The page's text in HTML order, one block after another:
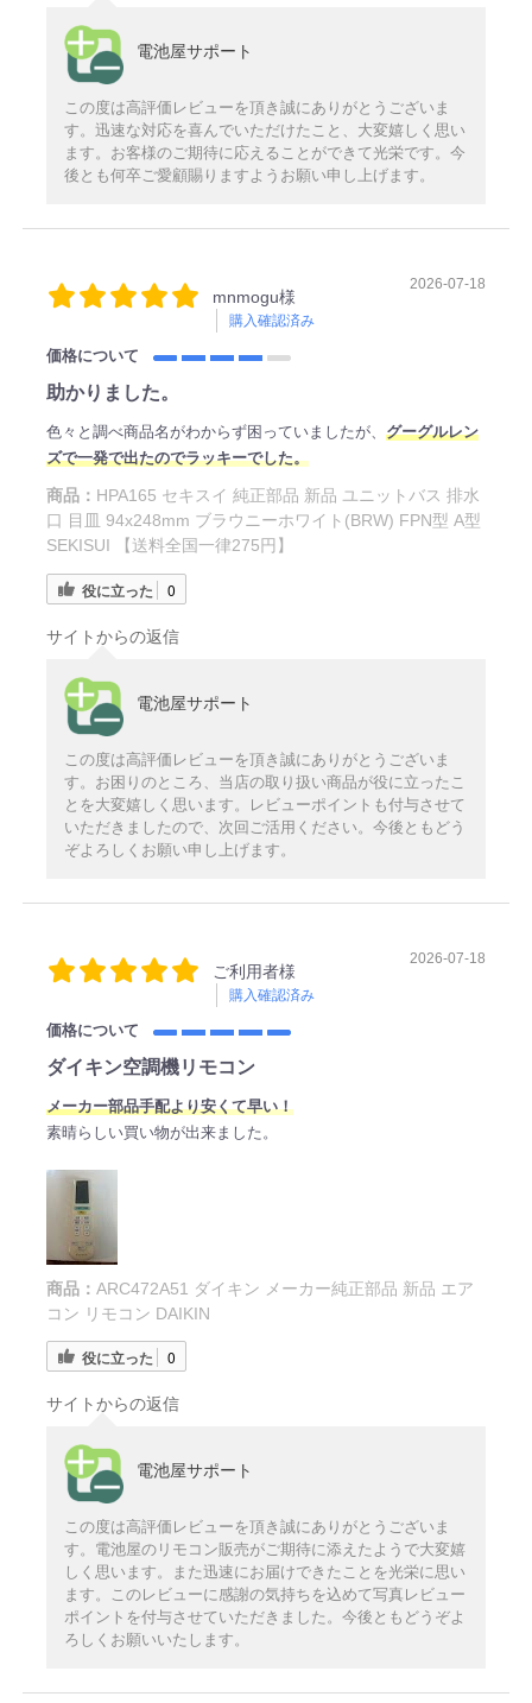
電池屋サポート
この度は高評価レビューを頂き誠にありがとうございま
す。迅速な対応を喜んでいただけたこと、大変嬉しく思い
ます。お客様のご期待に応えることができて光栄です。今
後とも何卒ご愛顧賜りますようお願い申し上げます。
mnmogu様
購入確認済み
2026-07-18
価格について
助かりました。
色々と調べ商品名がわからず困っていましたが、 グーグルレン
ズで一発で出たのでラッキーでした。
商品： HPA165 セキスイ 純正部品 新品 ユニットバス 排水
口 目皿 94x248mm ブラウニーホワイト(BRW) FPN型 A型
SEKISUI 【送料全国一律275円】
役に立った 0
サイトからの返信
電池屋サポート
この度は高評価レビューを頂き誠にありがとうございま
す。お困りのところ、当店の取り扱い商品が役に立ったこ
とを大変嬉しく思います。レビューポイントも付与させて
いただきましたので、次回ご活用ください。今後ともどう
ぞよろしくお願い申し上げます。
ご利用者様
購入確認済み
2026-07-18
価格について
ダイキン空調機リモコン
メーカー部品手配より安くて早い！
素晴らしい買い物が出来ました。
商品： ARC472A51 ダイキン メーカー純正部品 新品 エア
コン リモコン DAIKIN
役に立った 0
サイトからの返信
電池屋サポート
この度は高評価レビューを頂き誠にありがとうございま
す。電池屋のリモコン販売がご期待に添えたようで大変嬉
しく思います。また迅速にお届けできたことを光栄に思い
ます。このレビューに感謝の気持ちを込めて写真レビュー
ポイントを付与させていただきました。今後ともどうぞよ
ろしくお願いいたします。